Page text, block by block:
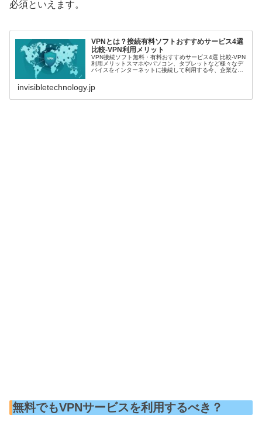
必須といえます。
VPNとは？接続有料ソフトおすすめサービス4選
比較-VPN利用メリット
VPN接続ソフト無料・有料おすすめサービス4選 比較-VPN
利用メリットスマホやパソコン、タブレットなど様々なデ
バイスをインターネットに接続して利用する今、企業など
invisibletechnology.jp
無料でもVPNサービスを利用するべき？